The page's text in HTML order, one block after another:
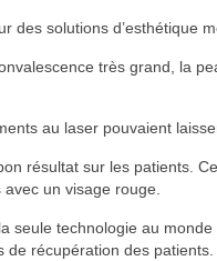
des solutions d’esthétique
très grand, la
au laser pouvaient
résultat sur les patients.
un visage rouge.
seule technologie au
de récupération des patients.